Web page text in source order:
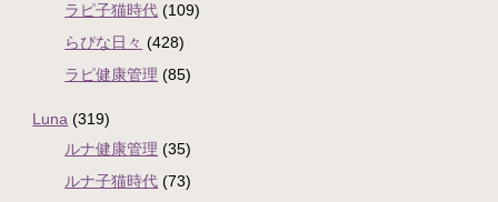
ラピ子猫時代 (109)
らぴな日々 (428)
ラピ健康管理 (85)
Luna (319)
ルナ健康管理 (35)
ルナ子猫時代 (73)